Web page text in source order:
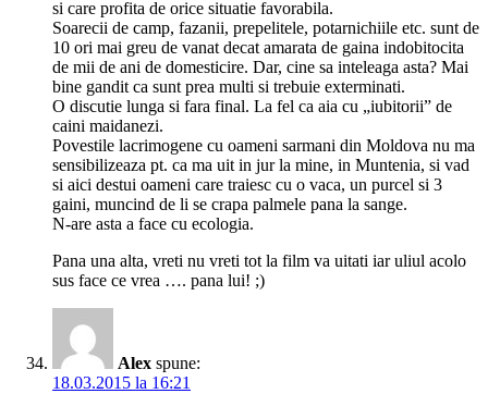
si care profita de orice situatie favorabila.
Soarecii de camp, fazanii, prepelitele, potarnichiile etc. sunt de
10 ori mai greu de vanat decat amarata de gaina indobitocita
de mii de ani de domesticire. Dar, cine sa inteleaga asta? Mai
bine gandit ca sunt prea multi si trebuie exterminati.
O discutie lunga si fara final. La fel ca aia cu „iubitorii” de
caini maidanezi.
Povestile lacrimogene cu oameni sarmani din Moldova nu ma
sensibilizeaza pt. ca ma uit in jur la mine, in Muntenia, si vad
si aici destui oameni care traiesc cu o vaca, un purcel si 3
gaini, muncind de li se crapa palmele pana la sange.
N-are asta a face cu ecologia.
Pana una alta, vreti nu vreti tot la film va uitati iar uliul acolo
sus face ce vrea …. pana lui! ;)
Alex spune:
18.03.2015 la 16:21